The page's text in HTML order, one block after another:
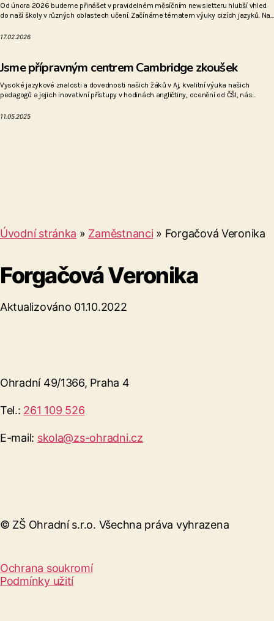
Od února 2026 budeme přinášet v pravidelném měsíčním newsletteru hlubší vhled
do naší školy v různých oblastech učení. Začínáme tématem výuky cizích jazyků. Na...
17.02.2026
Jsme přípravným centrem Cambridge zkoušek
Vysoké jazykové znalosti a dovednosti našich žáků v Aj, kvalitní výuka našich
pedagogů a jejich inovativní přístupy v hodinách angličtiny, ocenění od ČŠI, nás...
11.05.2025
Úvodní stránka » Zaměstnanci » Forgačová Veronika
Forgačová Veronika
Aktualizováno 01.10.2022
Ohradní 49/1366, Praha 4
Tel.: 261 109 526
E-mail: skola@zs-ohradni.cz
© ZŠ Ohradní s.r.o. Všechna práva vyhrazena
Ochrana soukromí
Podmínky užití